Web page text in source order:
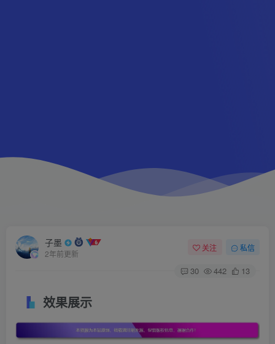
子墨
2年前更新
关注 私信
30 442 13
效果展示